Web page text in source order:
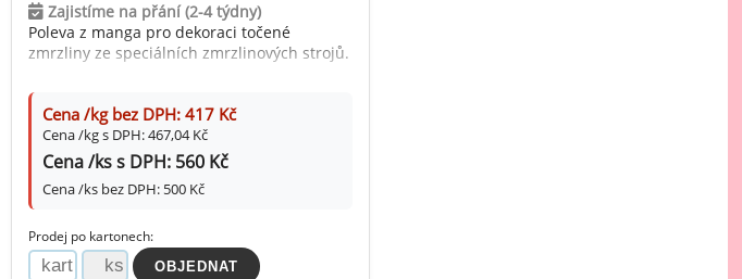
Zajistíme na přání (2-4 týdny)
Poleva z manga pro dekoraci točené
zmrzliny ze speciálních zmrzlinových strojů.
Cena /kg bez DPH: 417 Kč
Cena /kg s DPH: 467,04 Kč
Cena /ks s DPH: 560 Kč
Cena /ks bez DPH: 500 Kč
Prodej po kartonech: